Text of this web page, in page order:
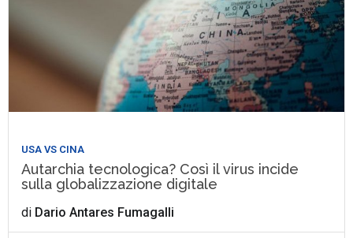
USA VS CINA
Autarchia tecnologica? Così il virus incide
sulla globalizzazione digitale
di Dario Antares Fumagalli